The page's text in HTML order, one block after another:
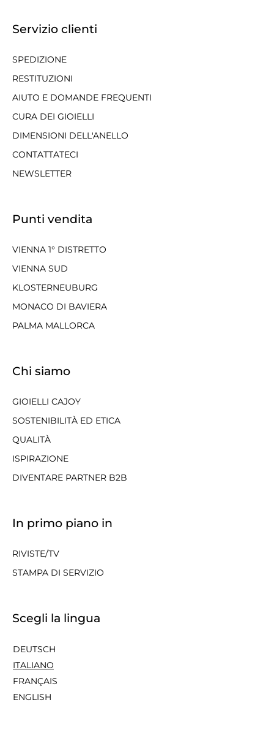
Servizio clienti
SPEDIZIONE
RESTITUZIONI
AIUTO E DOMANDE FREQUENTI
CURA DEI GIOIELLI
DIMENSIONI DELL'ANELLO
CONTATTATECI
NEWSLETTER
Punti vendita
VIENNA 1° DISTRETTO
VIENNA SUD
KLOSTERNEUBURG
MONACO DI BAVIERA
PALMA MALLORCA
Chi siamo
GIOIELLI CAJOY
SOSTENIBILITÀ ED ETICA
QUALITÀ
ISPIRAZIONE
DIVENTARE PARTNER B2B
In primo piano in
RIVISTE/TV
STAMPA DI SERVIZIO
Scegli la lingua
DEUTSCH
ITALIANO
FRANÇAIS
ENGLISH